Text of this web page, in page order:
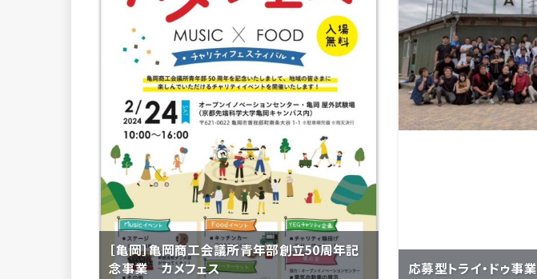
［亀岡］亀岡商工会議所青年部創立50周年記
念事業 カメフェス
応募型トライ・ドゥ事業